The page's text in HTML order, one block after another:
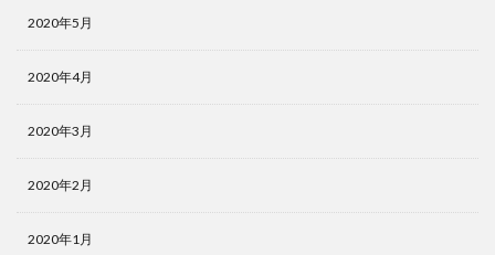
2020年5月
2020年4月
2020年3月
2020年2月
2020年1月